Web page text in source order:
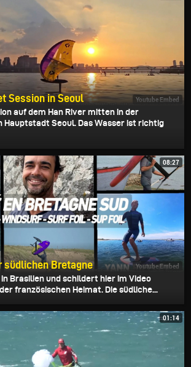
Youtube Embed
Session in Seoul
auf dem Han River mitten in der
Hauptstadt Seoul. Das Wasser ist richtig
08:27
Youtube Embed
südlichen Bretagne
Brasilien und schildert hier im Video
französischen Heimat. Die südliche...
01:14